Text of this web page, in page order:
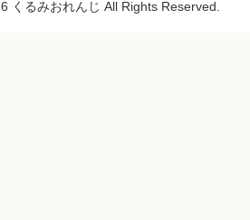
くるみおれんじ All Rights Reserved.